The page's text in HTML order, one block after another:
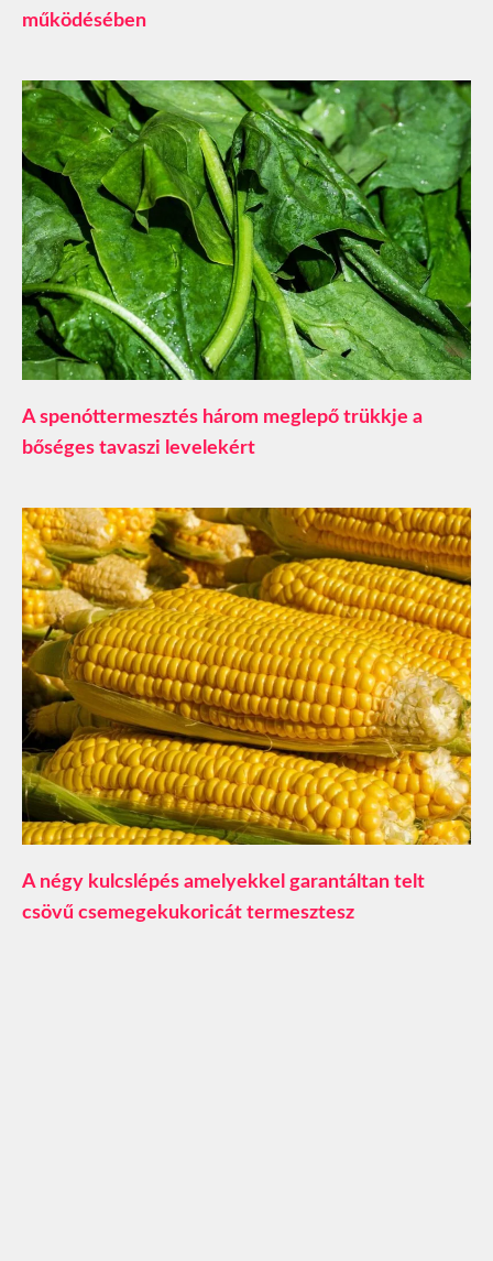
működésében
A spenóttermesztés három meglepő trükkje a
bőséges tavaszi levelekért
A négy kulcslépés amelyekkel garantáltan telt
csövű csemegekukoricát termesztesz